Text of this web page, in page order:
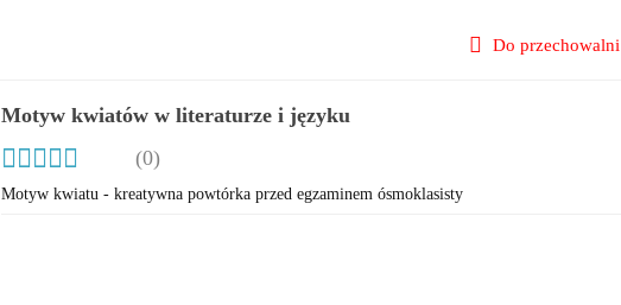
Do przechowalni
Motyw kwiatów w literaturze i języku
(0)
Motyw kwiatu - kreatywna powtórka przed egzaminem ósmoklasisty